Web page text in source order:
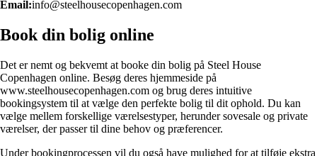
Email:info@steelhousecopenhagen.com
Book din bolig online
Det er nemt og bekvemt at booke din bolig på Steel House
Copenhagen online. Besøg deres hjemmeside på
www.steelhousecopenhagen.com og brug deres intuitive
bookingsystem til at vælge den perfekte bolig til dit ophold. Du kan
vælge mellem forskellige værelsestyper, herunder sovesale og private
værelser, der passer til dine behov og præferencer.
Under bookingprocessen vil du også have mulighed for at tilføje ekstra